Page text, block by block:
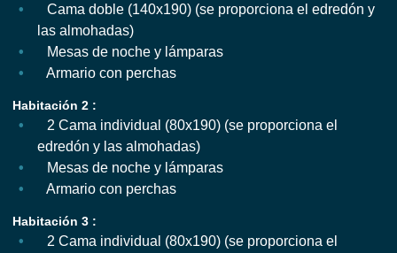
Cama doble (140x190) (se proporciona el edredón y
las almohadas)
Mesas de noche y lámparas
Armario con perchas
Habitación 2 :
2 Cama individual (80x190) (se proporciona el
edredón y las almohadas)
Mesas de noche y lámparas
Armario con perchas
Habitación 3 :
2 Cama individual (80x190) (se proporciona el